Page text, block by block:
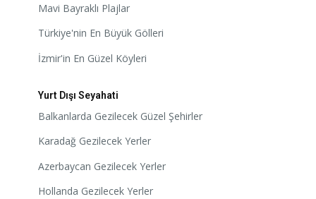
Mavi Bayraklı Plajlar
Türkiye'nin En Büyük Gölleri
İzmir'in En Güzel Köyleri
Yurt Dışı Seyahati
Balkanlarda Gezilecek Güzel Şehirler
Karadağ Gezilecek Yerler
Azerbaycan Gezilecek Yerler
Hollanda Gezilecek Yerler